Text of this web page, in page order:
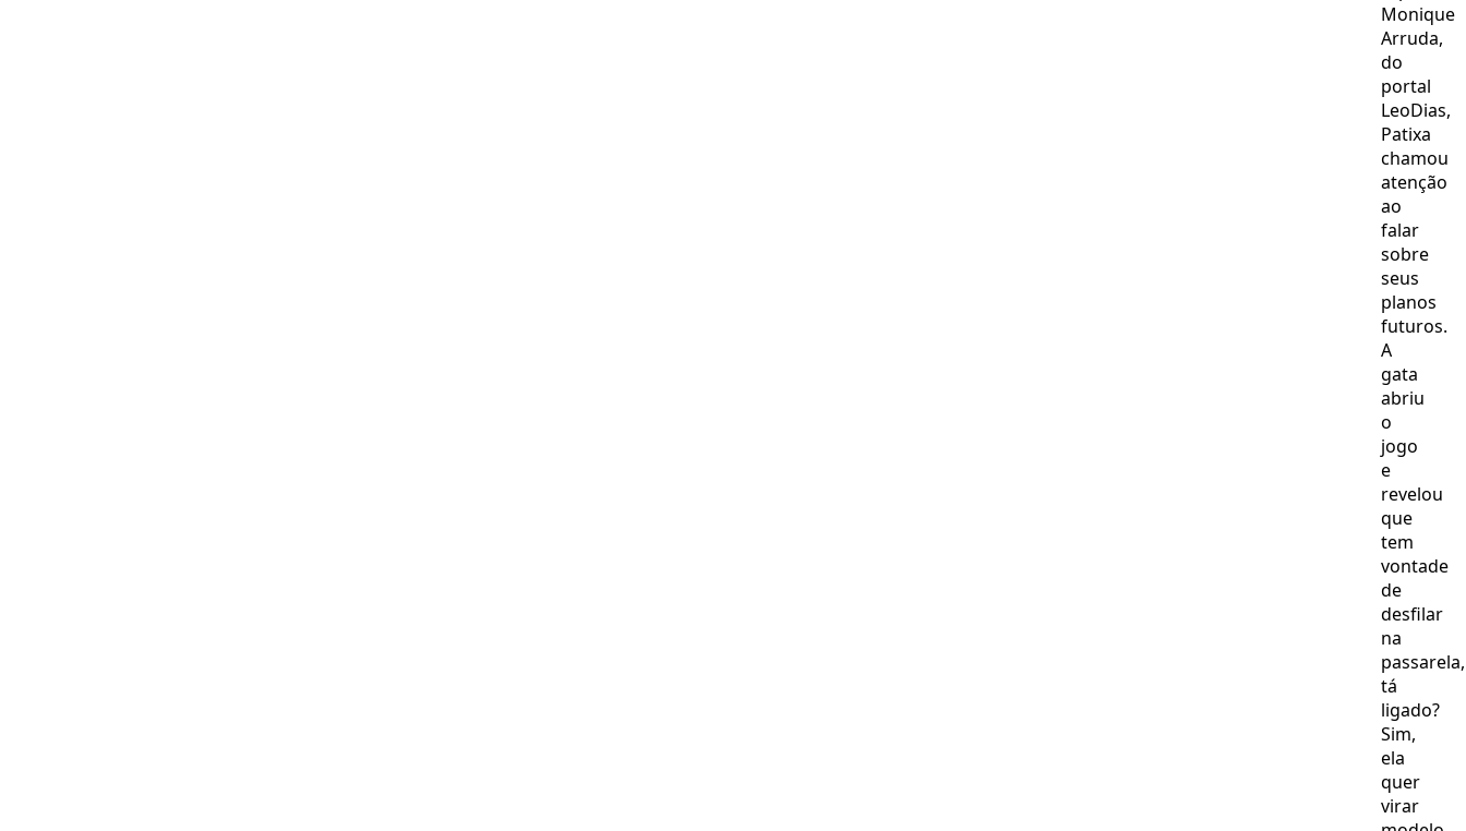
Monique
Arruda,
do
portal
LeoDias,
Patixa
chamou
atenção
ao
falar
sobre
seus
planos
futuros.
A
gata
abriu
o
jogo
e
revelou
que
tem
vontade
de
desfilar
na
passarela,
tá
ligado?
Sim,
ela
quer
virar